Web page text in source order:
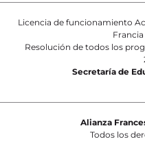
Licencia de funcionamiento
Resolución de todos los
Secretaría de
Alianza
Todos los